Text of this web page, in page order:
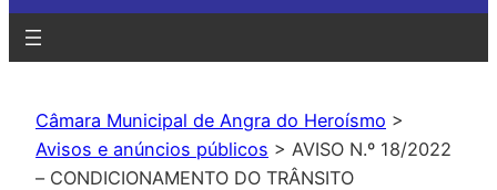
Câmara Municipal de Angra do Heroísmo >
Avisos e anúncios públicos > AVISO N.º 18/2022
– CONDICIONAMENTO DO TRÂNSITO